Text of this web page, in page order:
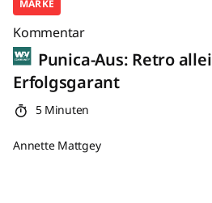
MARKE
Kommentar
Punica-Aus: Retro
Erfolgsgarant
5 Minuten
Annette Mattgey